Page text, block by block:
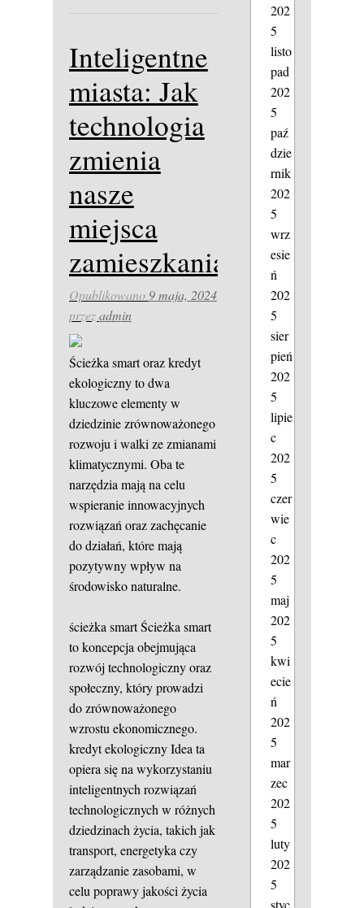
Inteligentne
miasta: Jak
technologia
zmienia
nasze
miejsca
zamieszkania.
Opublikowano 9 maja, 2024
przezadmin
Ścieżka smart oraz kredyt
ekologiczny to dwa
kluczowe elementy w
dziedzinie zrównoważonego
rozwoju i walki ze zmianami
klimatycznymi. Oba te
narzędzia mają na celu
wspieranie innowacyjnych
rozwiązań oraz zachęcanie
do działań, które mają
pozytywny wpływ na
środowisko naturalne.
ścieżka smartŚcieżka smart
to koncepcja obejmująca
rozwój technologiczny oraz
społeczny, który prowadzi
do zrównoważonego
wzrostu ekonomicznego.
kredyt ekologicznyIdea ta
opiera się na wykorzystaniu
inteligentnych rozwiązań
technologicznych w różnych
dziedzinach życia, takich jak
transport, energetyka czy
zarządzanie zasobami, w
celu poprawy jakości życia
202
5
listo
pad
202
5
paź
dzie
rnik
202
5
wrz
esie
ń
202
5
sier
pień
202
5
lipie
c
202
5
czer
wie
c
202
5
maj
202
5
kwi
ecie
ń
202
5
mar
zec
202
5
luty
202
5
styc